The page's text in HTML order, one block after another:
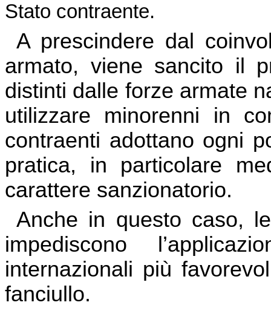
Stato contraente.
A prescindere dal
armato, viene sancito il
distinti dalle forze armate
utilizzare minorenni in
contraenti adottano ogni
pratica, in particolare
carattere sanzionatorio.
Anche in questo caso,
impediscono
internazionali più
fanciullo.